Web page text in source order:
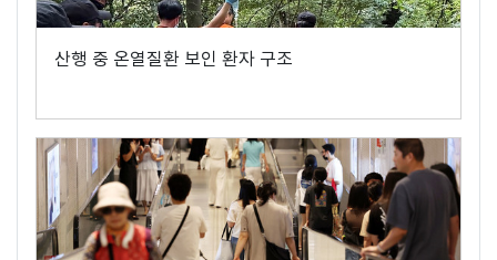
산행 중 온열질환 보인 환자 구조